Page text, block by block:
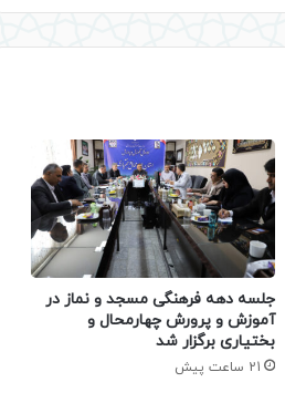
جلسه دهه فرهنگی مسجد و نماز در
آموزش و پرورش چهارمحال و
بختیاری برگزار شد
21 ساعت پیش